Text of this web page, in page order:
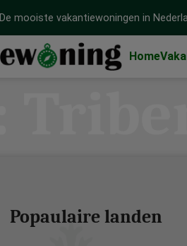
De mooiste vakantiewoningen in
Home
Popaulaire landen